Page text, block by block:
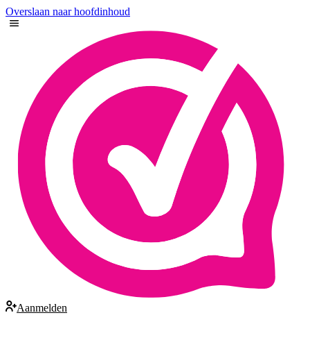
Overslaan naar hoofdinhoud
Aanmelden